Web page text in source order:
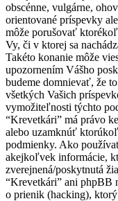
obscénne, vulgárne,
orientované príspevky
môže porušovať
Vy, či v ktorej sa
Takéto konanie môže
upozornením Vášho
budeme domnievať, že
všetkých Vašich
vymožiteľnosti týchto
“Krevetkári” má právo
alebo uzamknúť
podmienky. Ako
akejkoľvek informácie,
zverejnená/poskytnutá
“Krevetkári” ani phpBB
o prienik (hacking),